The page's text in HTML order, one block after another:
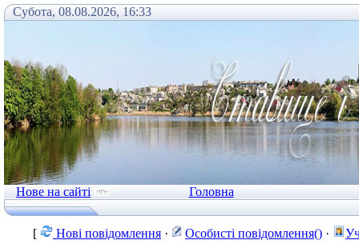
Субота, 08.08.2026, 16:33
Нове на сайті Головна
[ Нові повідомлення · Особисті повідомлення() ·